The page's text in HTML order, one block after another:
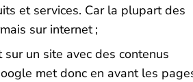
et services. Car la plupart des
sur internet ;
sur un site avec des contenus
met donc en avant les